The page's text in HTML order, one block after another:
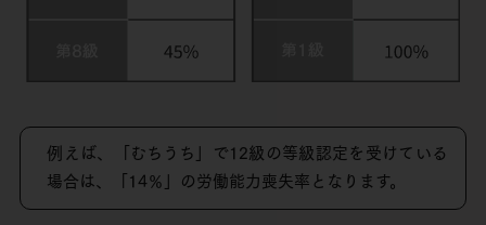
例えば、「むちうち」で12級の等級認定を受けている
場合は、「14％」の労働能力喪失率となります。